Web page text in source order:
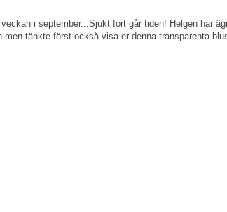
i september...Sjukt fort går tiden! Helgen har
tänkte först också visa er denna transparenta